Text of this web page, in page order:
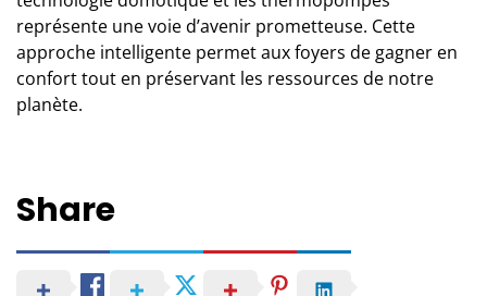
représente une voie d’avenir prometteuse. Cette
approche intelligente permet aux foyers de gagner en
confort tout en préservant les ressources de notre
planète.
Share